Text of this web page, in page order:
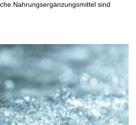
Nahrungsergänzungsmittel sind